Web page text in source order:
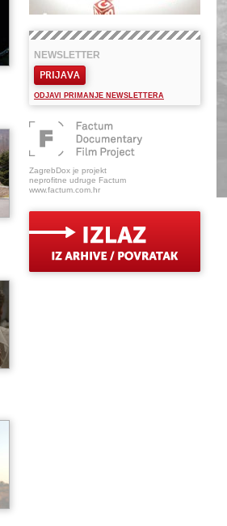
NEWSLETTER
PRIJAVA
ODJAVI PRIMANJE NEWSLETTERA
ZagrebDox je projekt
neprofitne udruge Factum
www.factum.com.hr